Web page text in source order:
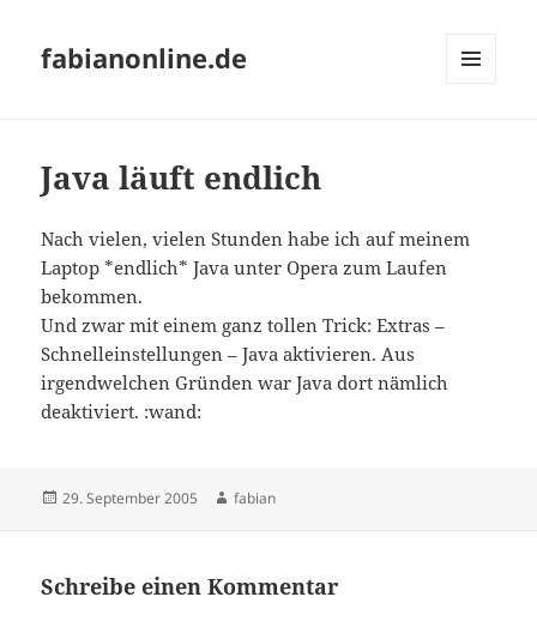
fabianonline.de
Java läuft endlich
Nach vielen, vielen Stunden habe ich auf meinem
Laptop *endlich* Java unter Opera zum Laufen
bekommen.
Und zwar mit einem ganz tollen Trick: Extras –
Schnelleinstellungen – Java aktivieren. Aus
irgendwelchen Gründen war Java dort nämlich
deaktiviert. :wand:
Veröffentlicht
29. September 2005 Autor
fabian
Schreibe einen Kommentar